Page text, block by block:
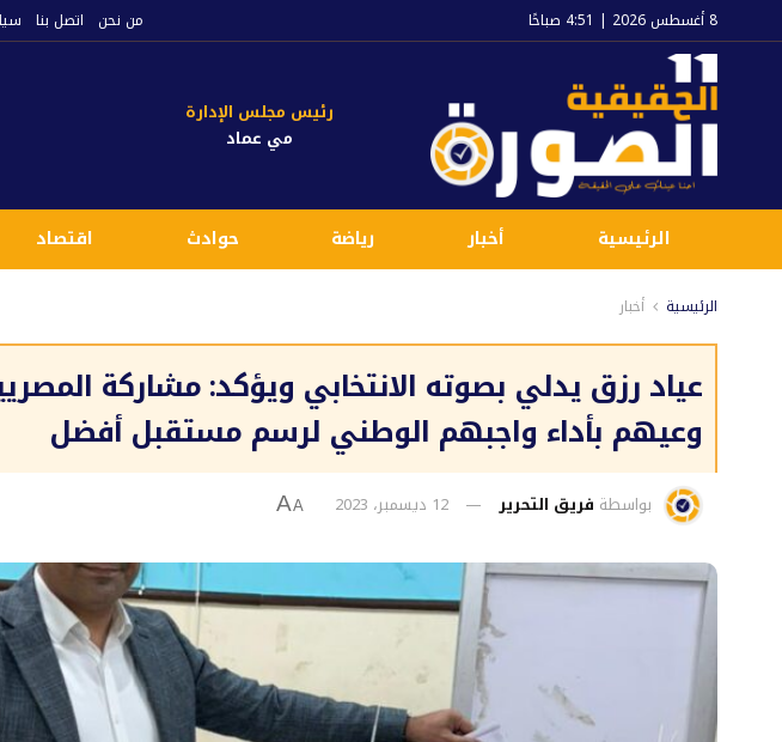
8 أغسطس 2026 | 4:51 صباحًا من نحن اتصل بنا
رئيس مجلس الإدارة
مي عماد
الرئيسية أخبار رياضة حوادث اقتصاد
الرئيسية أخبار
عياد رزق يدلي بصوته الانتخابي ويؤكد: مشاركة
وعيهم بأداء واجبهم الوطني لرسم مستقبل أفضل
بواسطة فريق التحرير 12 ديسمبر، 2023 A
A